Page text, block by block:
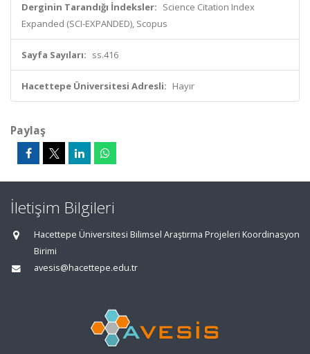
Derginin Tarandığı İndeksler: Science Citation Index
Expanded (SCI-EXPANDED), Scopus
Sayfa Sayıları: ss.416
Hacettepe Üniversitesi Adresli: Hayır
Paylaş
İletişim Bilgileri
Hacettepe Üniversitesi Bilimsel Araştırma Projeleri Koordinasyon
Birimi
avesis@hacettepe.edu.tr